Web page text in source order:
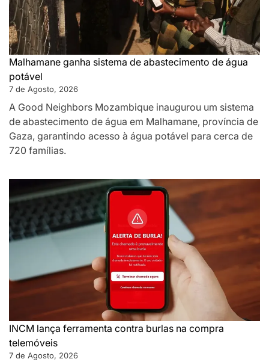
Malhamane ganha sistema de abastecimento de água
potável
7 de Agosto, 2026
A Good Neighbors Mozambique inaugurou um sistema
de abastecimento de água em Malhamane, província de
Gaza, garantindo acesso à água potável para cerca de
720 famílias.
INCM lança ferramenta contra burlas na compra
telemóveis
7 de Agosto, 2026